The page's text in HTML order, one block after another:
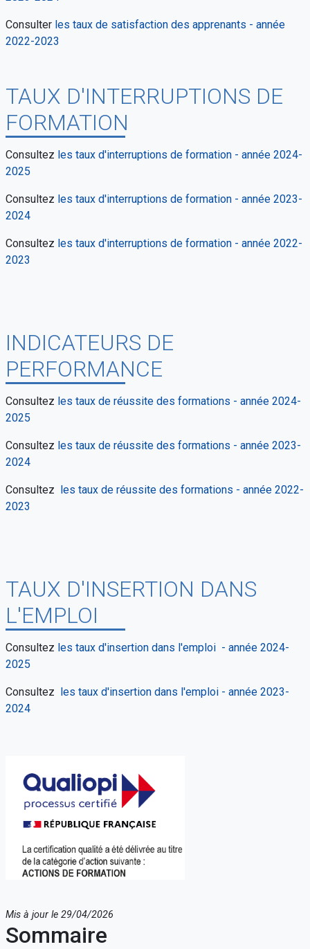
Sommaire
Consulter les taux de satisfaction des apprenants - année
2022-2023
TAUX D'INTERRUPTIONS DE
FORMATION
Consultez les taux d'interruptions de formation - année 2024-
2025
Consultez les taux d'interruptions de formation - année 2023-
2024
Consultez les taux d'interruptions de formation - année 2022-
2023
INDICATEURS DE
PERFORMANCE
Consultez les taux de réussite des formations - année 2024-
2025
Consultez les taux de réussite des formations - année 2023-
2024
Consultez les taux de réussite des formations - année 2022-
2023
TAUX D'INSERTION DANS
L'EMPLOI
Consultez les taux d'insertion dans l'emploi - année 2024-
2025
Consultez les taux d'insertion dans l'emploi - année 2023-
2024
Mis à jour le 29/04/2026